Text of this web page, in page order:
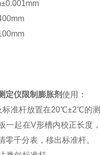
定仪限制膨胀剂使用：
标准杆放置在20℃±2℃的测
一起在V形槽内校正长度
零千分表，移出标准杆。